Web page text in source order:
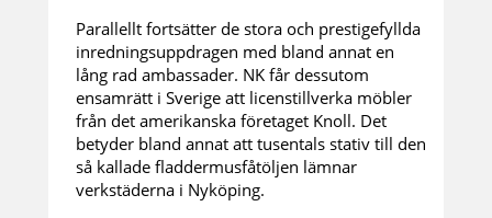
Parallellt fortsätter de stora och prestigefyllda
inredningsuppdragen med bland annat en
lång rad ambassader. NK får dessutom
ensamrätt i Sverige att licenstillverka möbler
från det amerikanska företaget Knoll. Det
betyder bland annat att tusentals stativ till den
så kallade fladdermusfåtöljen lämnar
verkstäderna i Nyköping.